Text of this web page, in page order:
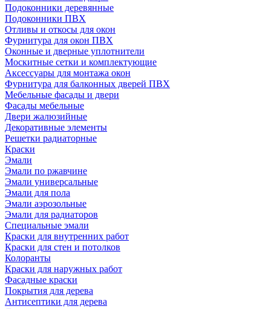
Подоконники деревянные
Подоконники ПВХ
Отливы и откосы для окон
Фурнитура для окон ПВХ
Оконные и дверные уплотнители
Москитные сетки и комплектующие
Аксессуары для монтажа окон
Фурнитура для балконных дверей ПВХ
Мебельные фасады и двери
Фасады мебельные
Двери жалюзийные
Декоративные элементы
Решетки радиаторные
Краски
Эмали
Эмали по ржавчине
Эмали универсальные
Эмали для пола
Эмали аэрозольные
Эмали для радиаторов
Специальные эмали
Краски для внутренних работ
Краски для стен и потолков
Колоранты
Краски для наружных работ
Фасадные краски
Покрытия для дерева
Антисептики для дерева